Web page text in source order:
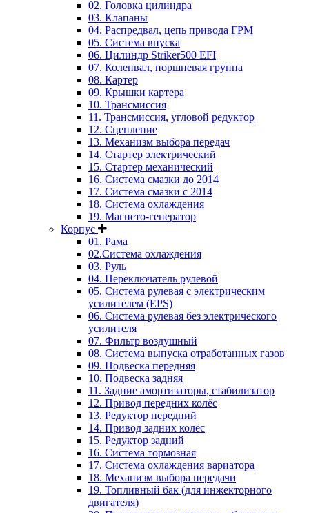
02. Головка цилиндра
03. Клапаны
04. Распредвал, цепь привода ГРМ
05. Система впуска
06. Цилиндр Striker500 EFI
07. Коленвал, поршневая группа
08. Картер
09. Крышки картера
10. Трансмиссия
11. Трансмиссия, угловой редуктор
12. Сцепление
13. Механизм выбора передач
14. Стартер электрический
15. Стартер механический
16. Система смазки до 2014
17. Система смазки c 2014
18. Система охлаждения
19. Магнето-генератор
Корпус
01. Рама
02.Система охлаждения
03. Руль
04. Переключатель рулевой
05. Система рулевая с электрическим
усилителем (EPS)
06. Система рулевая без электрического
усилителя
07. Фильтр воздушный
08. Система выпуска отработанных газов
09. Подвеска передняя
10. Подвеска задняя
11. Задние амортизаторы, стабилизатор
12. Привод передних колёс
13. Редуктор передний
14. Привод задних колёс
15. Редуктор задний
16. Система тормозная
17. Система охлаждения вариатора
18. Механизм выбора передачи
19. Топливный бак (для инжекторного
двигателя)